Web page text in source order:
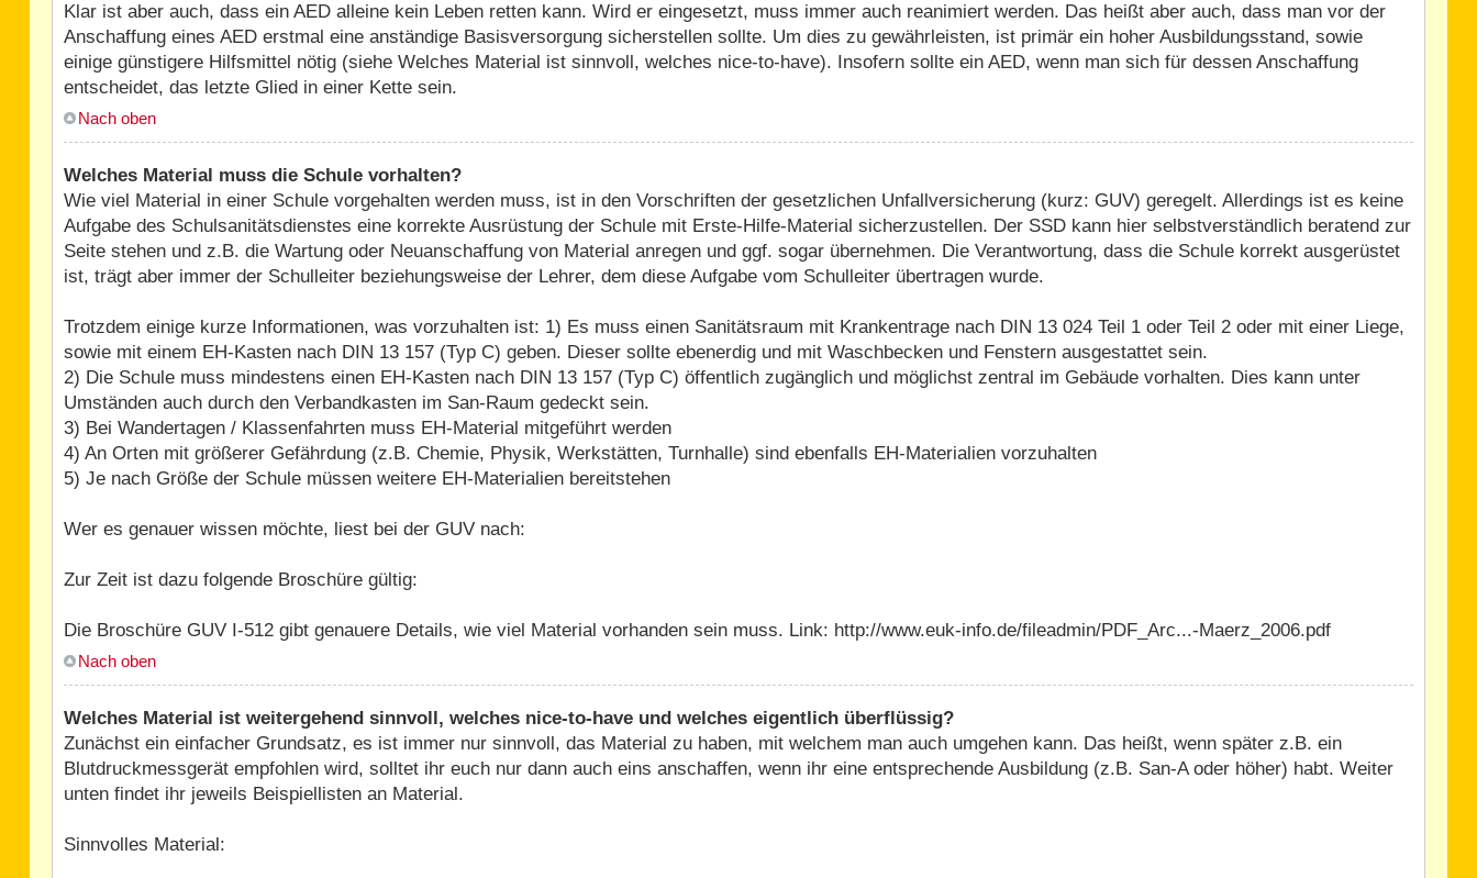
Klar ist aber auch, dass ein AED alleine kein Leben retten kann. Wird er eingesetzt, muss immer auch reanimiert werden. Das heißt aber auch, dass man vor der
Anschaffung eines AED erstmal eine anständige Basisversorgung sicherstellen sollte. Um dies zu gewährleisten, ist primär ein hoher Ausbildungsstand, sowie
einige günstigere Hilfsmittel nötig (siehe Welches Material ist sinnvoll, welches nice-to-have). Insofern sollte ein AED, wenn man sich für dessen Anschaffung
entscheidet, das letzte Glied in einer Kette sein.
Nach oben
Welches Material muss die Schule vorhalten?
Wie viel Material in einer Schule vorgehalten werden muss, ist in den Vorschriften der gesetzlichen Unfallversicherung (kurz: GUV) geregelt. Allerdings ist es keine
Aufgabe des Schulsanitätsdienstes eine korrekte Ausrüstung der Schule mit Erste-Hilfe-Material sicherzustellen. Der SSD kann hier selbstverständlich beratend zur
Seite stehen und z.B. die Wartung oder Neuanschaffung von Material anregen und ggf. sogar übernehmen. Die Verantwortung, dass die Schule korrekt ausgerüstet
ist, trägt aber immer der Schulleiter beziehungsweise der Lehrer, dem diese Aufgabe vom Schulleiter übertragen wurde.
Trotzdem einige kurze Informationen, was vorzuhalten ist: 1) Es muss einen Sanitätsraum mit Krankentrage nach DIN 13 024 Teil 1 oder Teil 2 oder mit einer Liege,
sowie mit einem EH-Kasten nach DIN 13 157 (Typ C) geben. Dieser sollte ebenerdig und mit Waschbecken und Fenstern ausgestattet sein.
2) Die Schule muss mindestens einen EH-Kasten nach DIN 13 157 (Typ C) öffentlich zugänglich und möglichst zentral im Gebäude vorhalten. Dies kann unter
Umständen auch durch den Verbandkasten im San-Raum gedeckt sein.
3) Bei Wandertagen / Klassenfahrten muss EH-Material mitgeführt werden
4) An Orten mit größerer Gefährdung (z.B. Chemie, Physik, Werkstätten, Turnhalle) sind ebenfalls EH-Materialien vorzuhalten
5) Je nach Größe der Schule müssen weitere EH-Materialien bereitstehen
Wer es genauer wissen möchte, liest bei der GUV nach:
Zur Zeit ist dazu folgende Broschüre gültig:
Die Broschüre GUV I-512 gibt genauere Details, wie viel Material vorhanden sein muss. Link: http://www.euk-info.de/fileadmin/PDF_Arc...-Maerz_2006.pdf
Nach oben
Welches Material ist weitergehend sinnvoll, welches nice-to-have und welches eigentlich überflüssig?
Zunächst ein einfacher Grundsatz, es ist immer nur sinnvoll, das Material zu haben, mit welchem man auch umgehen kann. Das heißt, wenn später z.B. ein
Blutdruckmessgerät empfohlen wird, solltet ihr euch nur dann auch eins anschaffen, wenn ihr eine entsprechende Ausbildung (z.B. San-A oder höher) habt. Weiter
unten findet ihr jeweils Beispiellisten an Material.
Sinnvolles Material: